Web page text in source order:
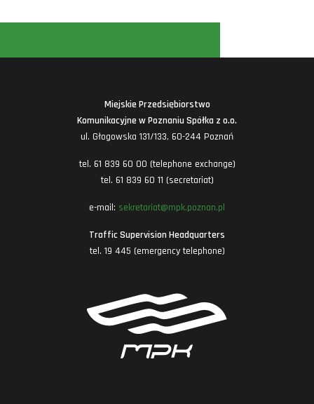
Miejskie Przedsiębiorstwo
Komunikacyjne w Poznaniu Spółka z o.o.
ul. Głogowska 131/133, 60-244 Poznań
tel. 61 839 60 00 (telephone exchange)
tel. 61 839 60 11 (secretariat)
e-mail: sekretariat@mpk.poznan.pl
Traffic Supervision Headquarters
tel. 19 445 (emergency telephone)